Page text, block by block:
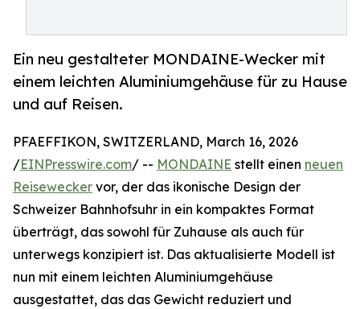
Ein neu gestalteter MONDAINE-Wecker mit
einem leichten Aluminiumgehäuse für zu Hause
und auf Reisen.
PFAEFFIKON, SWITZERLAND, March 16, 2026
/EINPresswire.com/ -- MONDAINE stellt einen neuen
Reisewecker vor, der das ikonische Design der
Schweizer Bahnhofsuhr in ein kompaktes Format
überträgt, das sowohl für Zuhause als auch für
unterwegs konzipiert ist. Das aktualisierte Modell ist
nun mit einem leichten Aluminiumgehäuse
ausgestattet, das das Gewicht reduziert und